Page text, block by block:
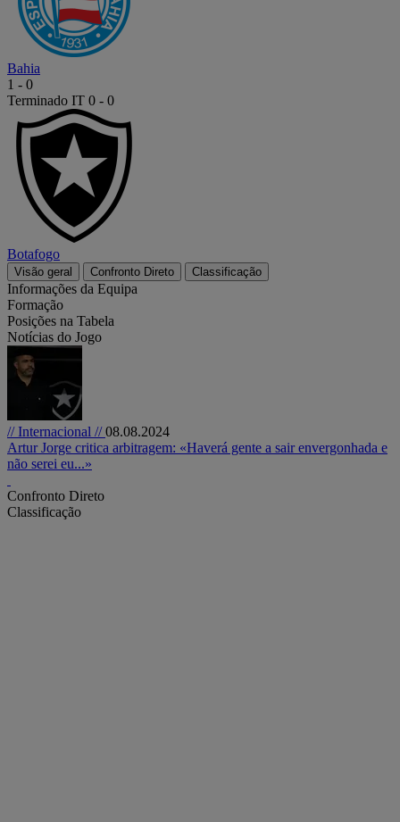
Bahia
1 - 0
Terminado IT 0 - 0
Botafogo
Visão geral Confronto Direto Classificação
Informações da Equipa
Formação
Posições na Tabela
Notícias do Jogo
// Internacional //08.08.2024
Artur Jorge critica arbitragem: «Haverá gente a sair envergonhada e
não serei eu...»
Confronto Direto
Classificação